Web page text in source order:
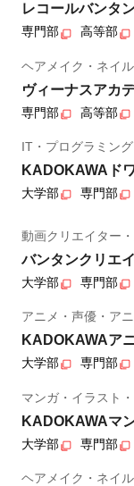
レコールバンタ
専門部 高等部
ヘアメイク・ネイ
ヴィーナスアカ
専門部 高等部
IT・プログラミン
KADOKAWAド
大学部 専門部
動画クリエイター
バンタンクリエ
大学部 専門部
アニメ・声優・ア
KADOKAWAア
大学部 専門部
マンガ・イラスト
KADOKAWAマ
大学部 専門部
ヘアメイク・ネイ